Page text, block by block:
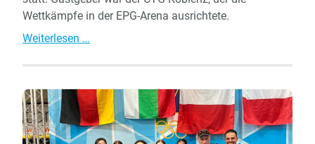
Wettkämpfe in der EPG-Arena ausrichtete.
Weiterlesen …
verteidigt
Titel